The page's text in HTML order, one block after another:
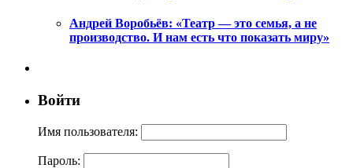
Андрей Воробьёв: «Театр — это семья, а не
производство. И нам есть что показать миру»
Войти
Имя пользователя:
Пароль: